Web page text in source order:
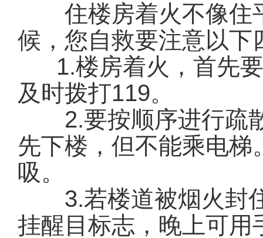
住楼房着火不像住
候，您自救要注意以下
1.楼房着火，首先要
及时拨打119。
2.要按顺序进行疏散
先下楼，但不能乘电
吸。
3.若楼道被烟火封住
挂醒目标志，晚上可用